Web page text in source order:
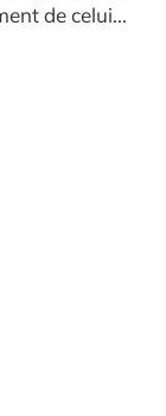
de celui...